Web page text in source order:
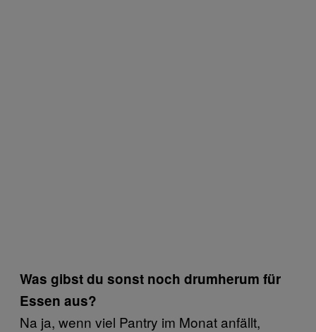
Was gibst du sonst noch drumherum für
Essen aus?
Na ja, wenn viel Pantry im Monat anfällt,